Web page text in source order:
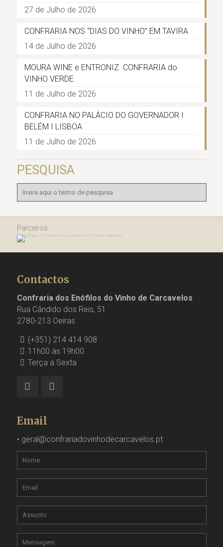
27 de Julho de 2026
CONFRARIA NOS “DIAS DO VINHO” EM TAVIRA
14 de Julho de 2026
MOURA WINE e ENTRONIZ. CONFRARIA do
VINHO VERDE
11 de Julho de 2026
CONFRARIA NO PALÁCIO DO GOVERNADOR I
BELÉM I LISBOA
11 de Julho de 2026
PESQUISA
Parceiros
Contactos
Confraria dos Enófilos do Vinho de Carcavelos
Rua Cândido dos Reis, 51
2780-213 Oeiras
(+351) 214 414 908
11h00 às 19h00
Terça a Sexta
Email
• geral@confrariadovinhodecarcavelos.pt